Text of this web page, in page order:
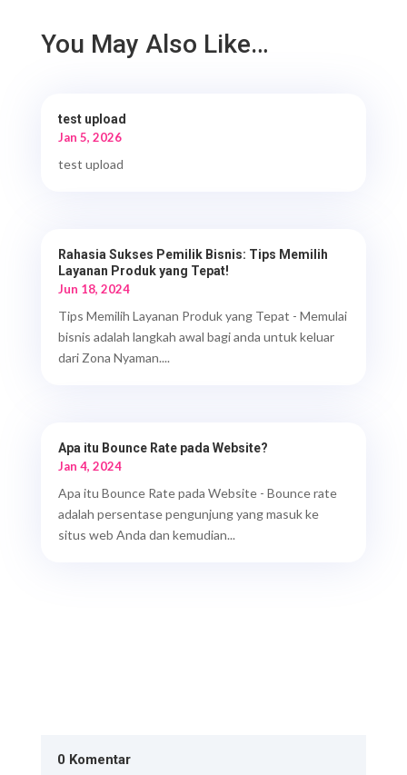
You May Also Like…
test upload
Jan 5, 2026
test upload
Rahasia Sukses Pemilik Bisnis: Tips Memilih
Layanan Produk yang Tepat!
Jun 18, 2024
Tips Memilih Layanan Produk yang Tepat - Memulai
bisnis adalah langkah awal bagi anda untuk keluar
dari Zona Nyaman....
Apa itu Bounce Rate pada Website?
Jan 4, 2024
Apa itu Bounce Rate pada Website - Bounce rate
adalah persentase pengunjung yang masuk ke
situs web Anda dan kemudian...
0 Komentar